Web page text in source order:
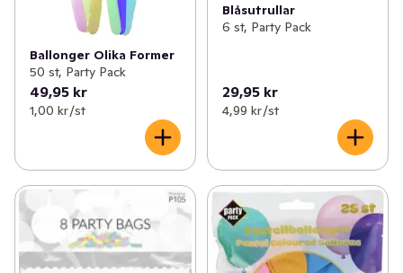
Ballonger Olika Former
50 st, Party Pack
49,95 kr
1,00 kr /st
Blåsutrullar
6 st, Party Pack
29,95 kr
4,99 kr /st